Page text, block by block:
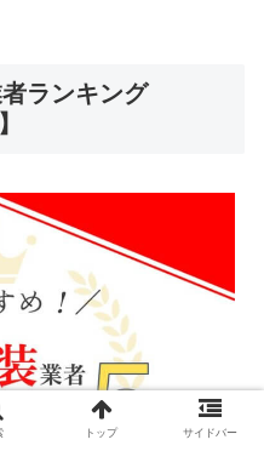
ランキング
トップ サイドバー